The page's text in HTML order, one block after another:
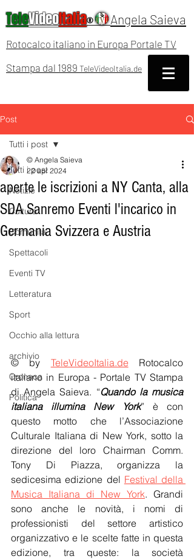
TeleVideoItalia® Angela Saieva
Rotocalco italiano in Europa Portale TV
Stampa dal 1989 TeleVideoItalia.de
Post
Tutti i post
Notizie
Cultura
Comunità
Spettacoli
Eventi TV
Letteratura
Sport
Occhio alla lettura
archivio
Cronaca
Politica
Tutti i post
aperte le iscrizioni a NY Canta, alla
SDA Sanremo Eventi l'incarico in
Germania Svizzera e Austria
© Angela Saieva
22 apr 2024
© by TeleVideoItalia.de Rotocalco
italiano in Europa - Portale TV Stampa
di Angela Saieva. “Quando la musica
italiana illumina New York” è con
questo motto che l’Associazione
Culturale Italiana di New York, sotto la
direzione del loro Chairman Comm.
Tony Di Piazza, organizza la
sedicesima edizione del Festival della
Musica Italiana di New York. Grandi
sono anche le novità, i nomi di
professionisti del settore artistico
organizzativo e le scelte fatte in questa
edizione, tra queste: la società